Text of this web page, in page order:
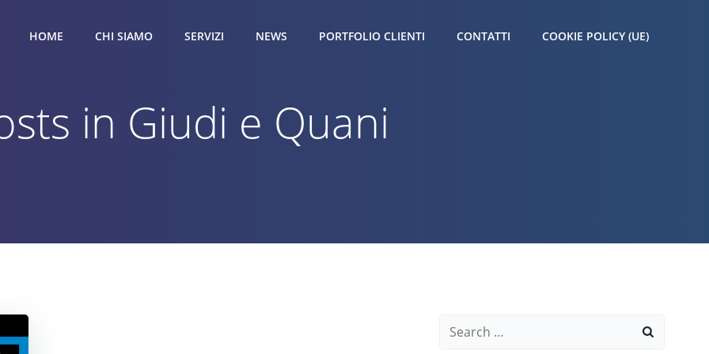
HOME CHI SIAMO SERVIZI NEWS PORTFOLIO CLIENTI CONTATTI COOKIE POLICY (UE)
in Giudi e Quani
Search